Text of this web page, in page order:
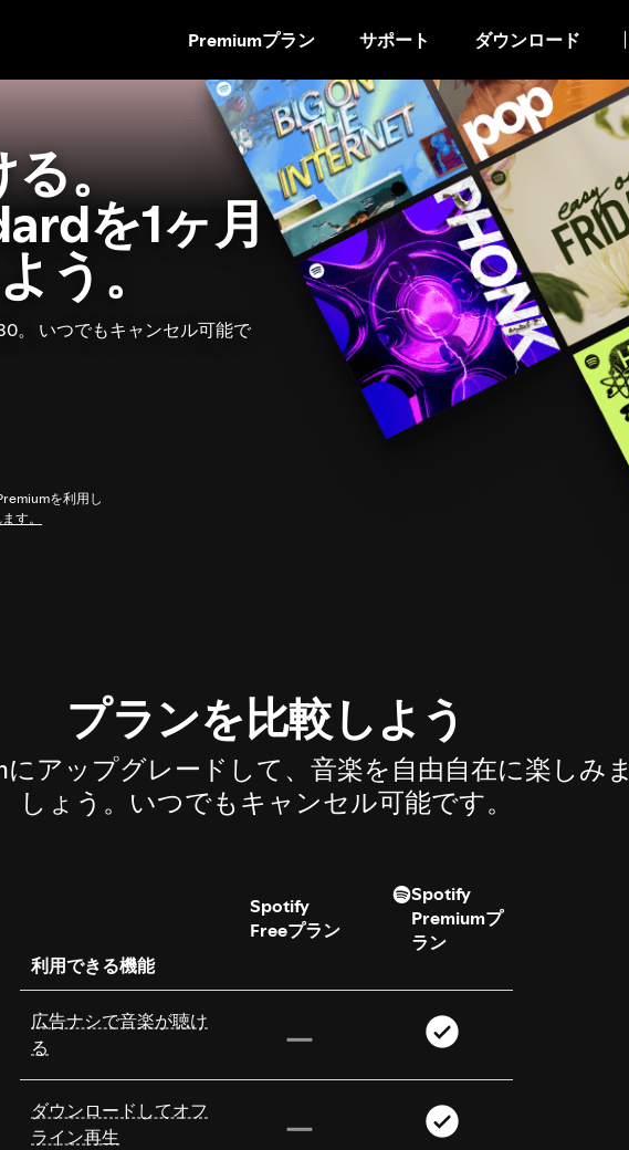
コ
ン
テ
ン
ツ
ペ
ー
ジ
に
Premiumプラン サポート ダウンロード
る。
を1ヶ月
う。
。 いつでもキャンセル可能で
を利用し
す。
プランを比較しよう
にアップグレードして、音楽を自由自在に楽しみま
しょう。いつでもキャンセル可能です。
利用できる機能
Spotify
Freeプラン
Spotify
Premiumプ
ラン
広告ナシで音楽が聴け
る
ダウンロードしてオフ
ライン再生